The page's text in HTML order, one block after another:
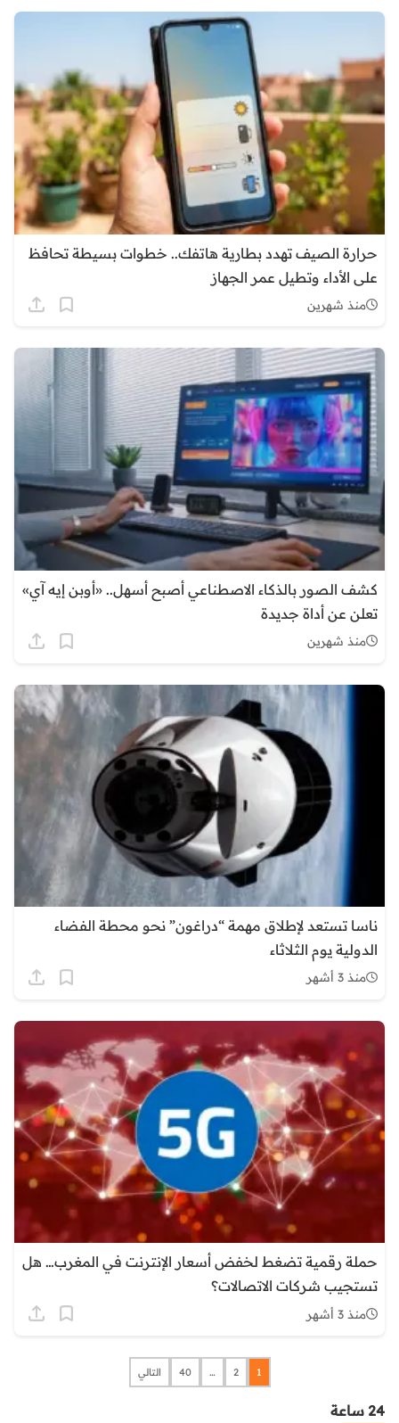
حرارة الصيف تهدد بطارية هاتفك.. خطوات بسيطة تحافظ
على الأداء وتطيل عمر الجهاز
منذ شهرين
كشف الصور بالذكاء الاصطناعي أصبح أسهل.. «أوبن إيه آي»
تعلن عن أداة جديدة
منذ شهرين
ناسا تستعد لإطلاق مهمة “دراغون” نحو محطة الفضاء
الدولية يوم الثلاثاء
منذ 3 أشهر
حملة رقمية تضغط لخفض أسعار الإنترنت في المغرب… هل
تستجيب شركات الاتصالات؟
منذ 3 أشهر
1
2
…
40 التالي
24 ساعة